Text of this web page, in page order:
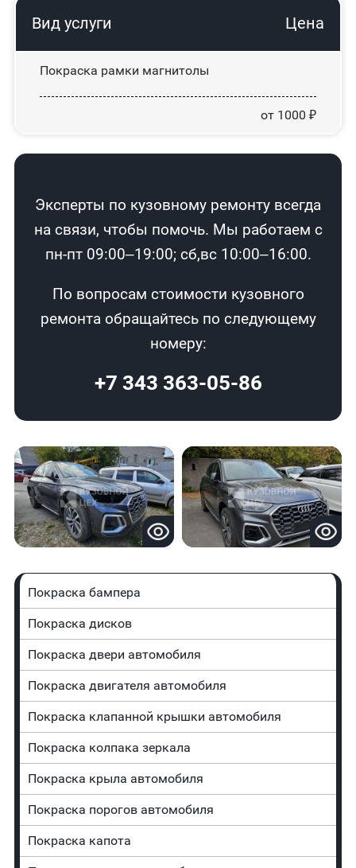
Вид услуги Цена
Покраска рамки магнитолы
от 1000 ₽
Эксперты по кузовному ремонту всегда
на связи, чтобы помочь. Мы работаем с
пн-пт 09:00–19:00; сб,вс 10:00–16:00.
По вопросам стоимости кузовного
ремонта обращайтесь по следующему
номеру:
+7 343 363-05-86
Покраска бампера
Покраска дисков
Покраска двери автомобиля
Покраска двигателя автомобиля
Покраска клапанной крышки автомобиля
Покраска колпака зеркала
Покраска крыла автомобиля
Покраска порогов автомобиля
Покраска капота